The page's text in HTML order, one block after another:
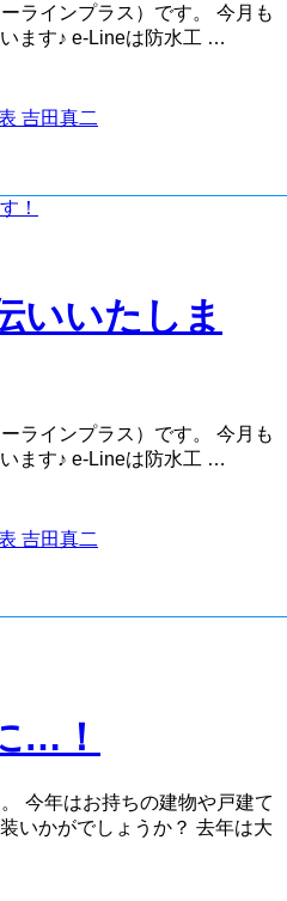
ラインプラス）です。 今月も
ます♪ e-Lineは防水工 …
吉田真二
いいたしま
ラインプラス）です。 今月も
ます♪ e-Lineは防水工 …
吉田真二
…！
今年はお持ちの建物や戸建て
いかがでしょうか？ 去年は大